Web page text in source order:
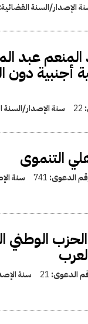
الإصدار/السنة
عبد
11/15 لتجنسه
22 سنة الإصدار/السنة
التنموى
الدعوى: 741 سنة
الوطني
الدعوى: 21 سنة